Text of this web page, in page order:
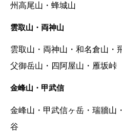
州高尾山・蜂城山
雲取山・両神山
雲取山・両神山・和名倉山・
父御岳山・四阿屋山・雁坂峠
金峰山・甲武信
金峰山・甲武信ヶ岳・瑞牆山
谷